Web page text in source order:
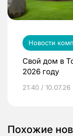
Новости
Свой дом в
2026 году
21:40 / 10.07.26
Похожие